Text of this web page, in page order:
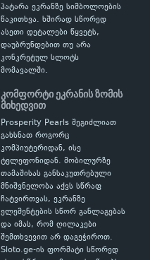
პატარა ეკრანზე სიმბოლოების
წაკითხვა. ხშირად სწორედ
ასეთი დეტალები წყვეტს,
დაუბრუნდებით თუ არა
კონკრეტულ სლოტს
მომავალში.
კომფორტი ეკრანის ზომის
მიხედვით
Prosperity Pearls შეგიძლიათ
გახსნათ როგორც
კომპიუტერიდან, ისე
ტელეფონიდან. მობილურზე
თამაშისას განსაკუთრებული
მნიშვნელობა აქვს სწრაფ
ჩატვირთვას, ეკრანზე
ელემენტების სწორ განლაგებას
და იმას, რომ ღილაკები
შემთხვევით არ დაგეჭიროთ.
Sloto.ge-ის ფორმატი სწორედ